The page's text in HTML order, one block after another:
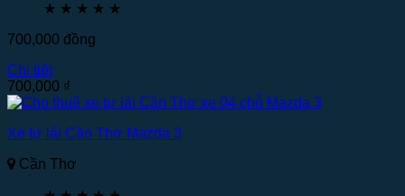
★ ★ ★ ★ ★
700,000 đồng
Chi tiết
700,000 ₫
Xe tự lái Cần Thơ Mazda 3
Cần Thơ